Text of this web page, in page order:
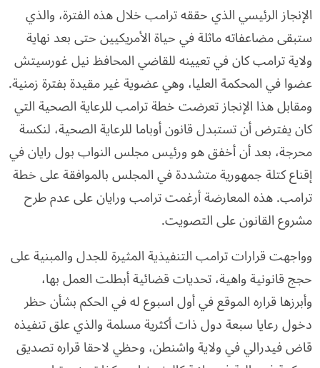
الإنجاز الرئيسي الذي حققه ترامب خلال هذه الفترة، والذي
ستبقى مضاعفاته ماثلة في حياة الأمريكيين حتى بعد نهاية
ولاية ترامب كان في تعيينه للقاضي المحافظ نيل غورسيتش
عضوا في المحكمة العليا، وهي عضوية غير مقيدة بفترة زمنية.
ومقابل هذا الإنجاز تعرضت خطة ترامب للرعاية الصحية التي
كان يفترض أن تستبدل قانون أوباما للرعاية الصحية، لنكسة
محرجة، بعد أن أخفق هو ورئيس مجلس النواب بول رايان في
إقناع كتلة جمهورية متشددة في المجلس بالموافقة على خطة
ترامب. هذه المعارضة أرغمت ترامب ورايان على عدم طرح
مشروع القانون على التصويت.
وواجهت قرارات ترامب التنفيذية المثيرة للجدل والمبنية على
حجج قانونية واهية، تحديات قضائية أبطلت العمل بها،
وأبرزها قراره الموقع في أول اسبوع له في الحكم بشأن حظر
دخول رعايا سبعة دول ذات أكثرية مسلمة والذي علق تنفيذه
قاض فيدرالي في ولاية واشنطن، وحظي لاحقا قراره تصديق